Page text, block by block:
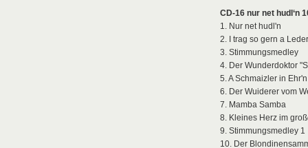
CD-16 nur net hudl‘n
1. Nur net hudl'n
2. I trag so gern a
3. Stimmungsmedley
4. Der Wunderdoktor
5. A Schmaizler in Ehr'n
6. Der Wuiderer vom
7. Mamba Samba
8. Kleines Herz im
9. Stimmungsmedley 1
10. Der